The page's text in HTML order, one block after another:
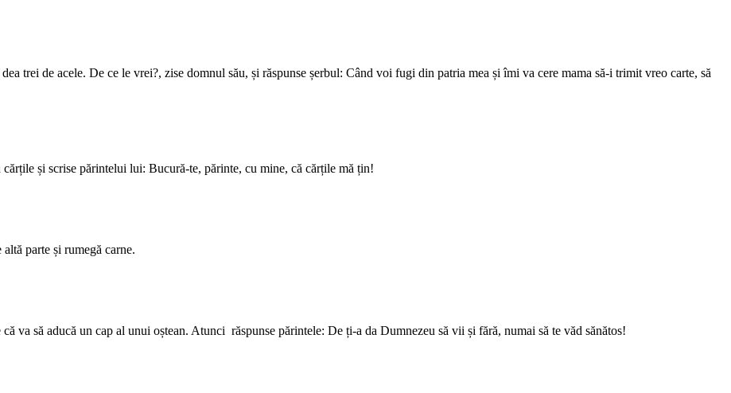
trei de acele. De ce le vrei?, zise domnul său, și răspunse șerbul: Când voi fugi din patria mea și îmi va cere mama să-i trimit vreo carte, să
și scrise părintelui lui: Bucură-te, părinte, cu mine, că cărțile mă țin!
parte și rumegă carne.
va să aducă un cap al unui oștean. Atunci răspunse părintele: De ți-a da Dumnezeu să vii și fără, numai să te văd sănătos!